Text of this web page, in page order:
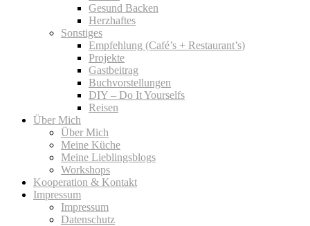
Gesund Backen
Herzhaftes
Sonstiges
Empfehlung (Café’s + Restaurant’s)
Projekte
Gastbeitrag
Buchvorstellungen
DIY – Do It Yourselfs
Reisen
Über Mich
Über Mich
Meine Küche
Meine Lieblingsblogs
Workshops
Kooperation & Kontakt
Impressum
Impressum
Datenschutz